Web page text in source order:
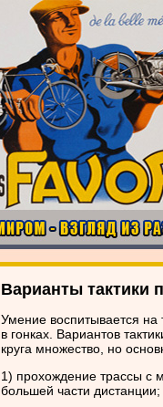
Варианты тактики
Умение воспитывается на
в гонках. Вариантов
круга множество, но
1) прохождение трассы с
большей части дистанции;